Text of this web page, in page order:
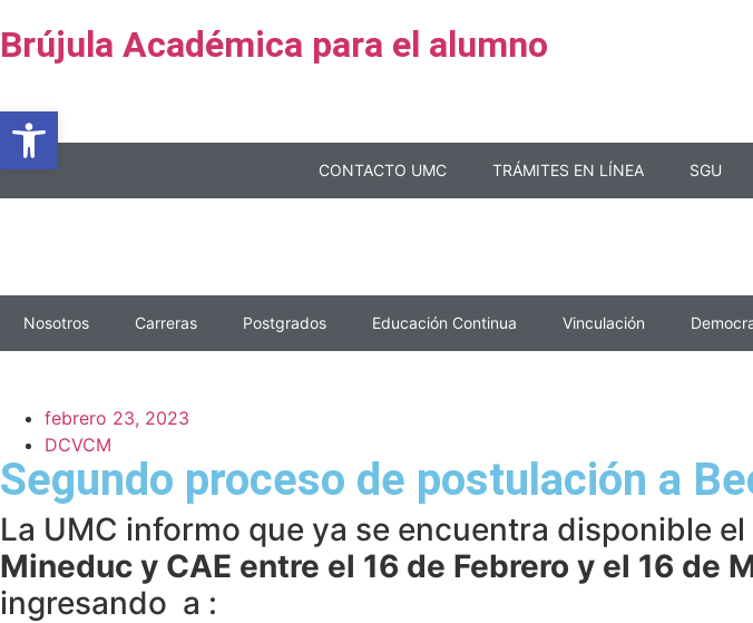
Brújula Académica para el alumno
CONTACTO UMC TRÁMITES EN LÍNEA SGU
Nosotros Carreras Postgrados Educación Continua Vinculación
febrero 23, 2023
DCVCM
Segundo proceso de postulación a
La UMC informo que ya se encuentra disponible
Mineduc y CAE entre el 16 de Febrero y el 16 de
ingresando a :
Abrir barra de herramientas